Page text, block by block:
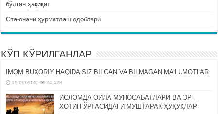
бўлган ҳақиқат
Ота-онани ҳурматлаш одоблари
КЎП КЎРИЛГАНЛАР
IMOM BUXORIY HAQIDA SIZ BILGAN VA BILMAGAN MA’LUMOTLAR
15/09/2020 24,428
ИСЛОМДА ОИЛА МУНОСАБАТЛАРИ ВА ЭР-
ХОТИН ЎРТАСИДАГИ МУШТАРАК ҲУҚУҚЛАР